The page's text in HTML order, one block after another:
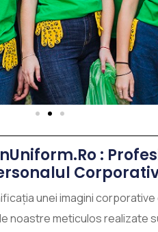
:
unei imagini
noastre meticulos realizate